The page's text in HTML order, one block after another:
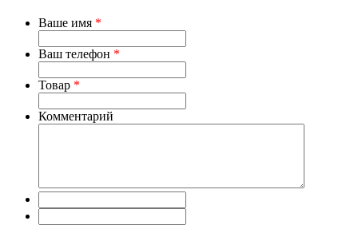
Ваше имя *
Ваш телефон *
Товар *
Комментарий